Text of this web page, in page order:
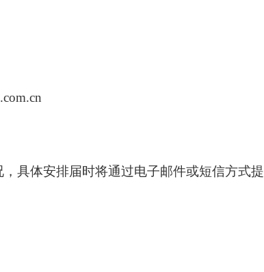
具体安排届时将通过电子邮件或短信方式提